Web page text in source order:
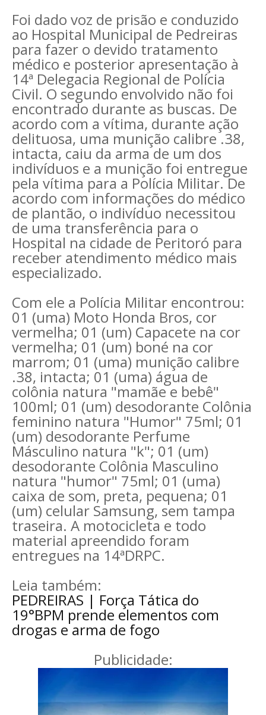
Foi dado voz de prisão e conduzido
ao Hospital Municipal de Pedreiras
para fazer o devido tratamento
médico e posterior apresentação à
14ª Delegacia Regional de Polícia
Civil. O segundo envolvido não foi
encontrado durante as buscas. De
acordo com a vítima, durante ação
delituosa, uma munição calibre .38,
intacta, caiu da arma de um dos
indivíduos e a munição foi entregue
pela vítima para a Polícia Militar. De
acordo com informações do médico
de plantão, o indivíduo necessitou
de uma transferência para o
Hospital na cidade de Peritoró para
receber atendimento médico mais
especializado.
Com ele a Polícia Militar encontrou:
01 (uma) Moto Honda Bros, cor
vermelha; 01 (um) Capacete na cor
vermelha; 01 (um) boné na cor
marrom; 01 (uma) munição calibre
.38, intacta; 01 (uma) água de
colônia natura "mamãe e bebê"
100ml; 01 (um) desodorante Colônia
feminino natura "Humor" 75ml; 01
(um) desodorante Perfume
Másculino natura "k"; 01 (um)
desodorante Colônia Masculino
natura "humor" 75ml; 01 (uma)
caixa de som, preta, pequena; 01
(um) celular Samsung, sem tampa
traseira. A motocicleta e todo
material apreendido foram
entregues na 14ªDRPC.
Leia também:
PEDREIRAS | Força Tática do
19°BPM prende elementos com
drogas e arma de fogo
Publicidade: